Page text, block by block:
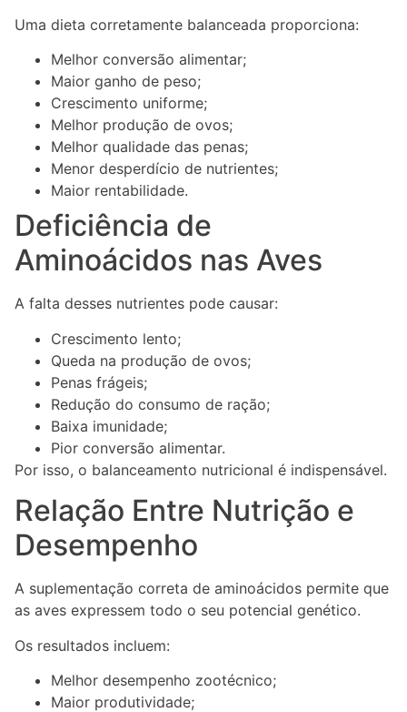
Uma dieta corretamente balanceada proporciona:
Melhor conversão alimentar;
Maior ganho de peso;
Crescimento uniforme;
Melhor produção de ovos;
Melhor qualidade das penas;
Menor desperdício de nutrientes;
Maior rentabilidade.
Deficiência de
Aminoácidos nas Aves
A falta desses nutrientes pode causar:
Crescimento lento;
Queda na produção de ovos;
Penas frágeis;
Redução do consumo de ração;
Baixa imunidade;
Pior conversão alimentar.
Por isso, o balanceamento nutricional é indispensável.
Relação Entre Nutrição e
Desempenho
A suplementação correta de aminoácidos permite que
as aves expressem todo o seu potencial genético.
Os resultados incluem:
Melhor desempenho zootécnico;
Maior produtividade;